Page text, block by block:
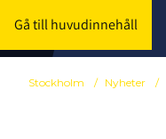
Gå till huvudinnehåll
Stockholm / Nyheter /